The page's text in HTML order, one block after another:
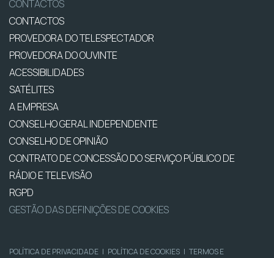
CONTACTOS
CONTACTOS
PROVEDORA DO TELESPECTADOR
PROVEDORA DO OUVINTE
ACESSIBILIDADES
SATÉLITES
A EMPRESA
CONSELHO GERAL INDEPENDENTE
CONSELHO DE OPINIÃO
CONTRATO DE CONCESSÃO DO SERVIÇO PÚBLICO DE
RÁDIO E TELEVISÃO
RGPD
GESTÃO DAS DEFINIÇÕES DE COOKIES
POLÍTICA DE PRIVACIDADE | POLÍTICA DE COOKIES | TERMOS E